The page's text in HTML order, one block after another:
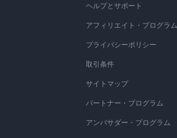
ヘルプとサポート
アフィリエイト・プログラム
プライバシーポリシー
取引条件
サイトマップ
パートナー・プログラム
アンバサダー・プログラム